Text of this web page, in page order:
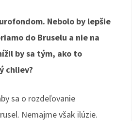
Nebolo by lepšie
do Bruselu a nie na
by sa tým, ako to
chliev?
sa o rozdeľovanie
Nemajme však ilúzie.